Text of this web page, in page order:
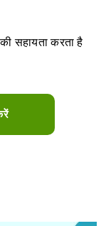
सहायता करता है